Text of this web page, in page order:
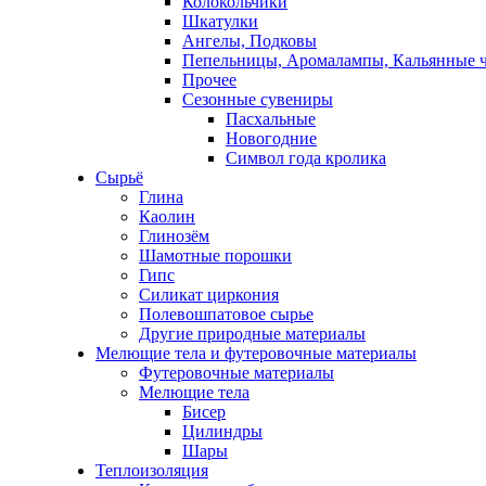
Шкатулки
Ангелы, Подковы
Пепельницы, Аромалампы, Кальянные
Прочее
Сезонные сувениры
Пасхальные
Новогодние
Символ года кролика
Сырьё
Глина
Каолин
Глинозём
Шамотные порошки
Гипс
Силикат циркония
Полевошпатовое сырье
Другие природные материалы
Мелющие тела и футеровочные материалы
Футеровочные материалы
Мелющие тела
Бисер
Цилиндры
Шары
Теплоизоляция